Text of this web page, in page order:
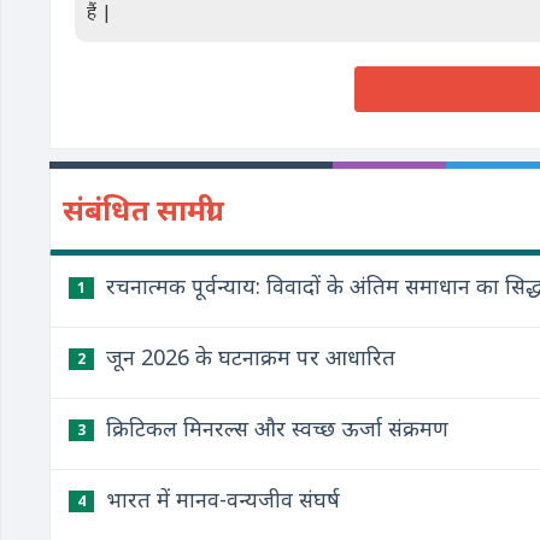
हैं |
संबंधित सामग्री
1 रचनात्मक पूर्वन्याय: विवादों के अंतिम समाधान का
2 जून 2026 के घटनाक्रम पर आधारित
3 क्रिटिकल मिनरल्स और स्वच्छ ऊर्जा संक्रमण
4 भारत में मानव-वन्यजीव संघर्ष